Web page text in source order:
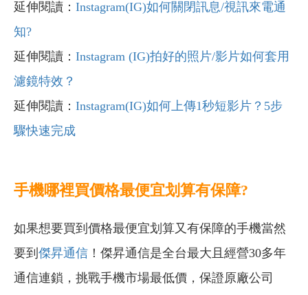
延伸閱讀： Instagram(IG)如何關閉訊息/視訊來電通
知?
延伸閱讀： Instagram (IG)拍好的照片/影片如何套用
濾鏡特效？
延伸閱讀： Instagram(IG)如何上傳1秒短影片？5步
驟快速完成
手機哪裡買價格最便宜划算有保障?
如果想要買到價格最便宜划算又有保障的手機當然
要到 傑昇通信 ！傑昇通信是全台最大且經營30多年
通信連鎖，挑戰手機市場最低價，保證原廠公司